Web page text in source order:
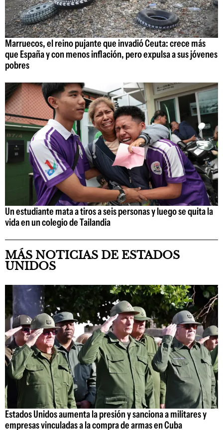
Marruecos, el reino pujante que invadió Ceuta: crece más
que España y con menos inflación, pero expulsa a sus jóvenes
pobres
Un estudiante mata a tiros a seis personas y luego se quita la
vida en un colegio de Tailandia
MÁS NOTICIAS DE ESTADOS
UNIDOS
Estados Unidos aumenta la presión y sanciona a militares y
empresas vinculadas a la compra de armas en Cuba